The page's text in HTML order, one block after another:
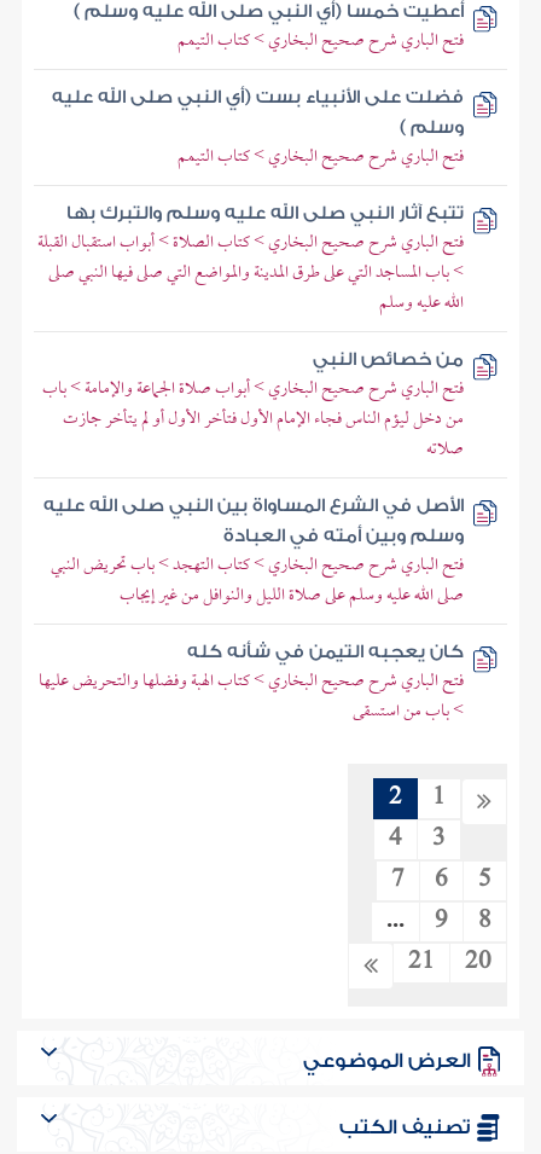
أعطيت خمسا (أي النبي صلى الله عليه وسلم )
فتح الباري شرح صحيح البخاري > كتاب التيمم
فضلت على الأنبياء بست (أي النبي صلى الله عليه
وسلم )
فتح الباري شرح صحيح البخاري > كتاب التيمم
تتبع آثار النبي صلى الله عليه وسلم والتبرك بها
فتح الباري شرح صحيح البخاري > كتاب الصلاة > أبواب استقبال القبلة
> باب المساجد التي على طرق المدينة والمواضع التي صلى فيها النبي صلى
الله عليه وسلم
من خصائص النبي
فتح الباري شرح صحيح البخاري > أبواب صلاة الجماعة والإمامة > باب
من دخل ليؤم الناس فجاء الإمام الأول فتأخر الأول أو لم يتأخر جازت
صلاته
الأصل في الشرع المساواة بين النبي صلى الله عليه
وسلم وبين أمته في العبادة
فتح الباري شرح صحيح البخاري > كتاب التهجد > باب تحريض النبي
صلى الله عليه وسلم على صلاة الليل والنوافل من غير إيجاب
كان يعجبه التيمن في شأنه كله
فتح الباري شرح صحيح البخاري > كتاب الهبة وفضلها والتحريض عليها
> باب من استسقى
1
2
3
4
5
6
7
8
9
...
20
21
العرض الموضوعي
تصنيف الكتب